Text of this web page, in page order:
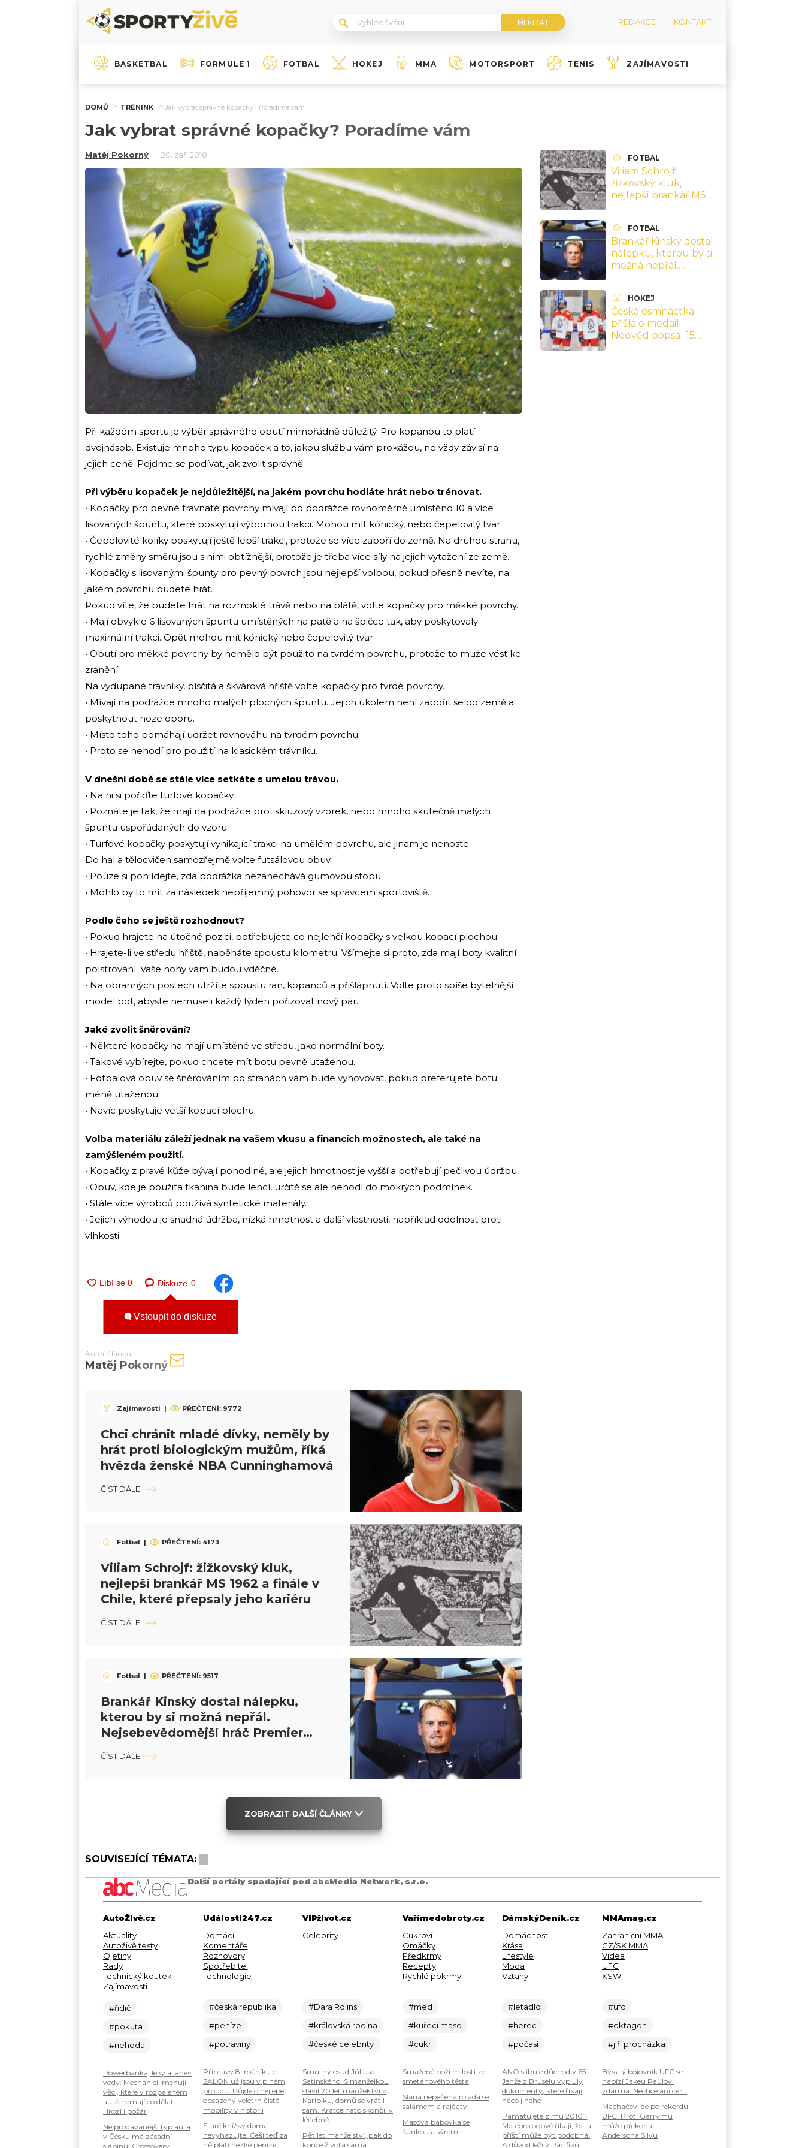
REDAKCE KONTAKT
BASKETBAL FORMULE 1 FOTBAL HOKEJ MMA MOTORSPORT TENIS ZAJÍMAVOSTI
DOMŮ TRÉNINK Jak vybrat správné kopačky? Poradíme vám
Jak vybrat správné kopačky? Poradíme vám
Matěj Pokorný 20. září 2018
Při každém sportu je výběr správného obutí mimořádně důležitý. Pro kopanou to platí
dvojnásob. Existuje mnoho typu kopaček a to, jakou službu vám prokážou, ne vždy závisí na
jejich ceně. Pojďme se podívat, jak zvolit správně.
Při výběru kopaček je nejdůležitější, na jakém povrchu hodláte hrát nebo trénovat.
• Kopačky pro pevné travnaté povrchy mívají po podrážce rovnoměrně umístěno 10 a více
lisovaných špuntu, které poskytují výbornou trakci. Mohou mít kónický, nebo čepelovitý tvar.
• Čepelovité kolíky poskytují ještě lepší trakci, protože se více zaboří do země. Na druhou stranu,
rychlé změny směru jsou s nimi obtížnější, protože je třeba více síly na jejich vytažení ze země.
• Kopačky s lisovanými špunty pro pevný povrch jsou nejlepší volbou, pokud přesně nevíte, na
jakém povrchu budete hrát.
Pokud víte, že budete hrát na rozmoklé trávě nebo na blátě, volte kopačky pro měkké povrchy.
• Mají obvykle 6 lisovaných špuntu umístěných na patě a na špičce tak, aby poskytovaly
maximální trakci. Opět mohou mít kónický nebo čepelovitý tvar.
• Obutí pro měkké povrchy by nemělo být použito na tvrdém povrchu, protože to muže vést ke
zranění.
Na vydupané trávníky, písčitá a škvárová hřiště volte kopačky pro tvrdé povrchy.
• Mívají na podrážce mnoho malých plochých špuntu. Jejich úkolem není zabořit se do země a
poskytnout noze oporu.
• Místo toho pomáhají udržet rovnováhu na tvrdém povrchu.
• Proto se nehodí pro použití na klasickém trávníku.
V dnešní době se stále více setkáte s umelou trávou.
• Na ni si pořiďte turfové kopačky.
• Poznáte je tak, že mají na podrážce protiskluzový vzorek, nebo mnoho skutečně malých
špuntu uspořádaných do vzoru.
• Turfové kopačky poskytují vynikající trakci na umělém povrchu, ale jinam je nenoste.
Do hal a tělocvičen samozřejmě volte futsálovou obuv.
• Pouze si pohlídejte, zda podrážka nezanechává gumovou stopu.
• Mohlo by to mít za následek nepříjemný pohovor se správcem sportoviště.
Podle čeho se ještě rozhodnout?
• Pokud hrajete na útočné pozici, potřebujete co nejlehčí kopačky s velkou kopací plochou.
• Hrajete-li ve středu hřiště, naběháte spoustu kilometru. Všímejte si proto, zda mají boty kvalitní
polstrování. Vaše nohy vám budou vděčné.
• Na obranných postech utržíte spoustu ran, kopanců a přišlápnutí. Volte proto spíše bytelnější
model bot, abyste nemuseli každý týden pořizovat nový pár.
Jaké zvolit šněrování?
• Některé kopačky ha mají umístěné ve středu, jako normální boty.
• Takové vybírejte, pokud chcete mít botu pevně utaženou.
• Fotbalová obuv se šněrováním po stranách vám bude vyhovovat, pokud preferujete botu
méně utaženou.
• Navíc poskytuje vetší kopací plochu.
Volba materiálu záleží jednak na vašem vkusu a financích možnostech, ale také na
zamýšleném použití.
• Kopačky z pravé kůže bývají pohodlné, ale jejich hmotnost je vyšší a potřebují pečlivou údržbu.
• Obuv, kde je použita tkanina bude lehcí, určitě se ale nehodí do mokrých podmínek.
• Stále více výrobců používá syntetické materiály.
• Jejich výhodou je snadná údržba, nízká hmotnost a další vlastnosti, například odolnost proti
vlhkosti.
Diskuze 0
Vstoupit do diskuze
Autor článku
Matěj Pokorný
Zajímavosti | PŘEČTENÍ: 9772
Chci chránit mladé dívky, neměly by
hrát proti biologickým mužům, říká
hvězda ženské NBA Cunninghamová
ČÍST DÁLE
Fotbal | PŘEČTENÍ: 4173
Viliam Schrojf: žižkovský kluk,
nejlepší brankář MS 1962 a finále v
Chile, které přepsaly jeho kariéru
ČÍST DÁLE
Fotbal | PŘEČTENÍ: 9517
Brankář Kinský dostal nálepku,
kterou by si možná nepřál.
Nejsebevědomější hráč Premier
League
ČÍST DÁLE
ZOBRAZIT DALŠÍ ČLÁNKY
SOUVISEJÍCÍ TÉMATA:
FOTBAL
Viliam Schrojf:
žižkovský kluk,
nejlepší brankář MS
kariéru
FOTBAL
Brankář Kinský dostal
nálepku, kterou by si
možná nepřál.
HOKEJ
Česká osmnáctka
přišla o medaili.
Nedvěd popsal 15
Další portály spadající pod abcMedia Network, s.r.o.
AutoŽivě.cz
Aktuality
Autoživě testy
Ojetiny
Rady
Technický koutek
Zajímavosti
#řidič
#pokuta
#nehoda
Powerbanka, léky a lahev
vody: Mechanici jmenují
věci, které v rozpáleném
autě nemají co dělat.
Hrozí i požár
Nejprodávanější typ auta
v Česku má zásadní
slabinu. Crossovery
Události247.cz
Domácí
Komentáře
Rozhovory
Spotřebitel
Technologie
#česká republika
#peníze
#potraviny
Přípravy 8. ročníku e-
SALON už jsou v plném
proudu. Půjde o nejlépe
obsazený veletrh čisté
mobility v historii
Staré knížky doma
nevyhazujte. Češi teď za
ně platí hezké peníze.
VIPživot.cz
Celebrity
#Dara Rolins
#královská rodina
#české celebrity
Smutný osud Júliuse
Satinského: S manželkou
slavil 20 let manželství v
Karibiku, domů se vrátil
sám. Krátce nato skončil v
léčebně
Pět let manželství, pak do
konce života sama.
Vařímedobroty.cz
Cukroví
Omáčky
Předkrmy
Recepty
Rychlé pokrmy
#med
#kuřecí maso
#cukr
Smažené boží milosti ze
smetanového těsta
Slaná nepečená roláda se
salámem a rajčaty
Masová bábovka se
šunkou a sýrem
DámskýDeník.cz
Domácnost
Krása
Lifestyle
Móda
Vztahy
#letadlo
#herec
#počasí
ANO slibuje důchod v 65.
Jenže z Bruselu vypluly
dokumenty, které říkají
něco jiného
Pamatujete zimu 2010?
Meteorologové říkají, že ta
příští může být podobná.
A důvod leží v Pacifiku
MMAmag.cz
Zahraniční MMA
CZ/SK MMA
Videa
UFC
KSW
#ufc
#oktagon
#jiří procházka
Bývalý bojovník UFC se
nabízí Jakeu Paulovi
zdarma. Nechce ani cent
Machačev jde po rekordu
UFC. Proti Garrymu
může překonat
Andersona Silvu